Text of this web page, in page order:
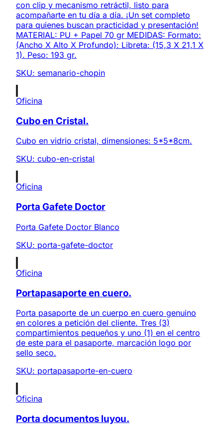
con clip y mecanismo retráctil, listo para
acompañarte en tu día a día. ¡Un set completo
para quienes buscan practicidad y presentación!
MATERIAL: PU + Papel 70 gr MEDIDAS: Formato:
(Ancho X Alto X Profundo): Libreta: (15,3 X 21,1 X
1). Peso: 193 gr.
SKU: semanario-chopin
Oficina
Cubo en Cristal.
Cubo en vidrio cristal, dimensiones: 5*5*8cm.
SKU: cubo-en-cristal
Oficina
Porta Gafete Doctor
Porta Gafete Doctor Blanco
SKU: porta-gafete-doctor
Oficina
Portapasaporte en cuero.
Porta pasaporte de un cuerpo en cuero genuino
en colores a petición del cliente. Tres (3)
compartimientos pequeños y uno (1) en el centro
de este para el pasaporte, marcación logo por
sello seco.
SKU: portapasaporte-en-cuero
Oficina
Porta documentos luyou.